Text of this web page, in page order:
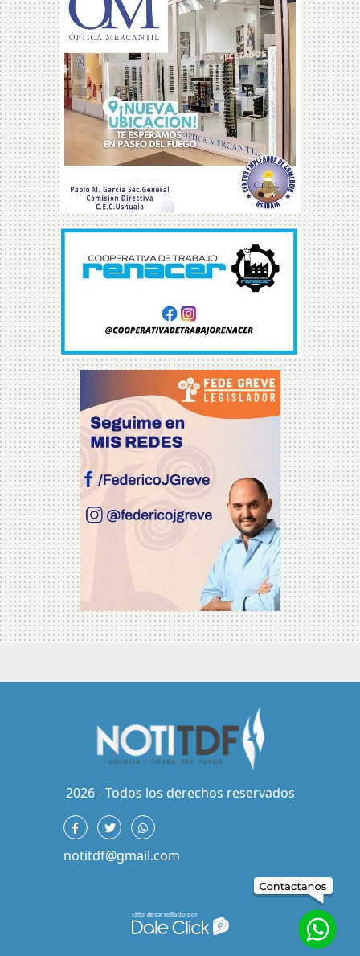
2026 - Todos los derechos reservados
notitdf@gmail.com